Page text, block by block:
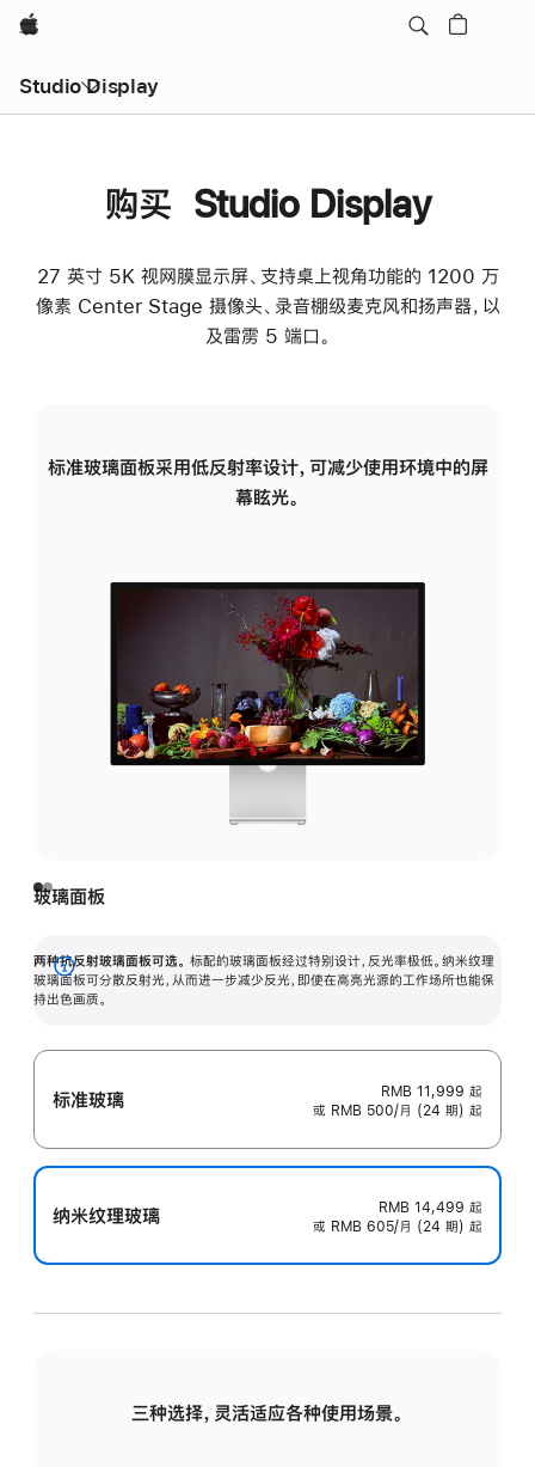
Apple
Studio Display
购买 Studio Display
27 英寸 5K 视网膜显示屏、支持桌上视角功能的 1200 万
像素 Center Stage 摄像头、录音棚级麦克风和扬声器，以
及雷雳 5 端口。
标准玻璃面板采用低反射率设计，可减少使用环境中的屏
幕眩光。
玻璃面板
两种抗反射玻璃面板可选。 标配的玻璃面板经过特别设计，反光率极低。纳米纹理
玻璃面板可分散反射光，从而进一步减少反光，即使在高亮光源的工作场所也能保
持出色画质。
展
开
标准玻璃 RMB 11,999 起
或 RMB 500/月 (24 期) 起
纳米纹理玻璃 RMB 14,499 起
或 RMB 605/月 (24 期) 起
三种选择，灵活适应各种使用场景。